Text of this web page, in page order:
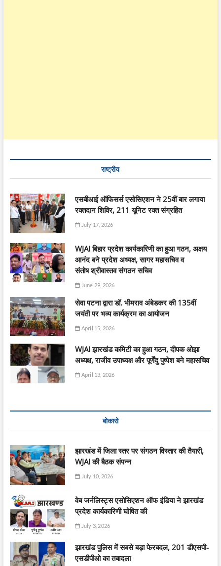
राष्ट्रीय
एसबीआई ऑफिसर्स एसोसिएशन ने 25वीं बार लगाया
रक्तदान शिविर, 211 यूनिट रक्त संग्रहित
July 17, 2026
WJAI बिहार प्रदेश कार्यकारिणी का हुआ गठन, अक्षय
आनंद बने प्रदेश अध्यक्ष, सागर महासचिव व
संतोष श्रीवास्तव संगठन सचिव
June 29, 2026
सेवा पटना द्वारा डॉ. भीमराव अंबेडकर की 135वीं
जयंती पर भव्य कार्यक्रम का आयोजन
April 15, 2026
WJAI झारखंड कमिटी का हुआ गठन, दीपक ओझा
अध्यक्ष, राजीव उपाध्यक्ष और पूर्णेंदु पुष्पेश बने महासचिव
April 13, 2026
बोकारो
झारखंड में जिला स्तर पर संगठन विस्तार की तैयारी,
WJAI की बैठक संपन्न
July 10, 2026
वेब जर्नलिस्ट्स एसोसिएशन ऑफ इंडिया ने झारखंड
प्रदेश कार्यकारिणी घोषित की
July 3, 2026
झारखंड पुलिस में सबसे बड़ा फेरबदल, 201 डीएसपी-
एसडीपीओ का तबादला